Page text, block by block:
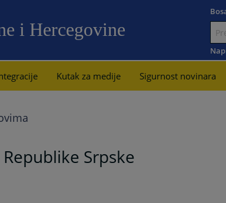
i Hercegovine
sadržaj
Kutak za medije Sigurnost novinara
Srpske